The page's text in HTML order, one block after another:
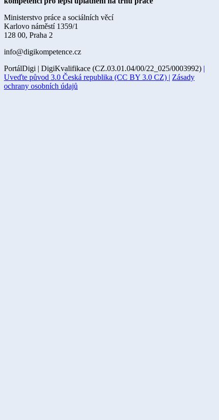
Ministerstvo práce a sociálních věcí
Karlovo náměstí 1359/1
128 00, Praha 2
info@digikompetence.cz
PortálDigi | DigiKvalifikace (CZ.03.01.04/00/22_025/0003992) |
Uveďte původ 3.0 Česká republika (CC BY 3.0 CZ) | Zásady
ochrany osobních údajů